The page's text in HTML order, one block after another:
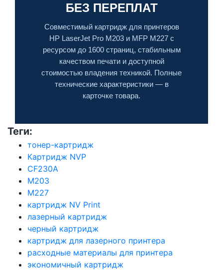
БЕЗ ПЕРЕПЛАТ
Совместимый картридж для принтеров
HP LaserJet Pro M203 и MFP M227 с
ресурсом до 1600 страниц, стабильным
качеством печати и доступной
стоимостью владения техникой. Полные
технические характеристики — в
карточке товара.
Теги:
тонер-картридж
Картридж NVP
CF230A
M203
M227
картридж NV Print
лазерный картридж
черный картридж
картридж для лазерного принтера
расходные материалы для принтера
экономичный картридж